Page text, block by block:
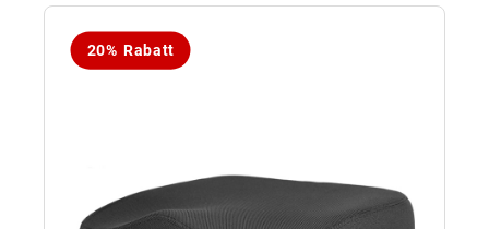
20% Rabatt